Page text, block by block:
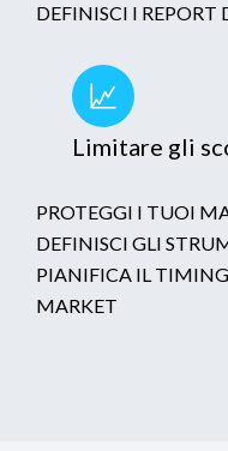
DEFINISCI I REPORT
Limitare gli
PROTEGGI I TUOI
DEFINISCI GLI
PIANIFICA IL
MARKET